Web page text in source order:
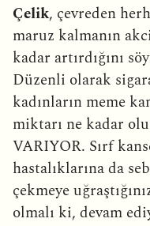
Çelik, çevreden
maruz kalmanın
kadar artırdığını
Düzenli olarak
kadınların meme
miktarı ne kadar
VARIYOR. Sırf
hastalıklarına da
çekmeye
olmalı ki, devam